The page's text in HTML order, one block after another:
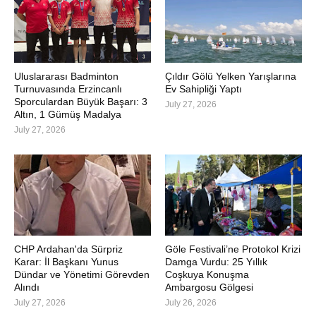
Uluslararası Badminton
Turnuvasında Erzincanlı
Sporculardan Büyük Başarı: 3
Altın, 1 Gümüş Madalya
July 27, 2026
Çıldır Gölü Yelken Yarışlarına
Ev Sahipliği Yaptı
July 27, 2026
CHP Ardahan'da Sürpriz
Karar: İl Başkanı Yunus
Dündar ve Yönetimi Görevden
Alındı
July 27, 2026
Göle Festivali’ne Protokol Krizi
Damga Vurdu: 25 Yıllık
Coşkuya Konuşma
Ambargosu Gölgesi
July 26, 2026